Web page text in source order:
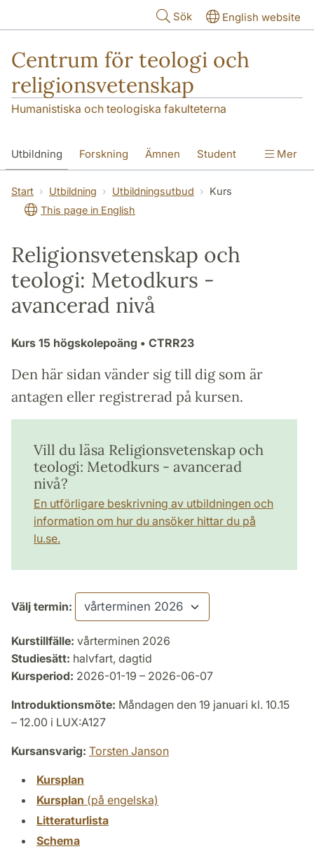
Sök English website
Centrum för teologi och
religionsvetenskap
Humanistiska och teologiska fakulteterna
Utbildning Forskning Ämnen Student
Institutionen
Mer
Start Utbildning Utbildningsutbud
Kurs
This page in English
Religionsvetenskap och
teologi: Metodkurs -
avancerad nivå
Kurs 15 högskolepoäng • CTRR23
Den här sidan vänder sig till dig som är
antagen eller registrerad på kursen.
Vill du läsa Religionsvetenskap och
teologi: Metodkurs - avancerad
nivå?
En utförligare beskrivning av utbildningen och
information om hur du ansöker hittar du på
lu.se.
Välj termin:
Kurstillfälle: vårterminen 2026
Studiesätt: halvfart, dagtid
Kursperiod: 2026-01-19 – 2026-06-07
Introduktionsmöte: Måndagen den 19 januari kl. 10.15
– 12.00 i LUX:A127
Kursansvarig: Torsten Janson
Kursplan
Kursplan (på engelska)
Litteraturlista
Schema